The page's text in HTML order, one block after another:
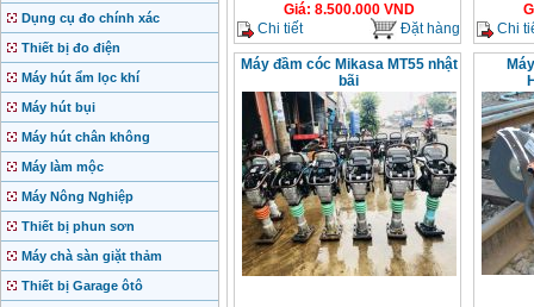
Dụng cụ đo chính xác
Thiết bị đo điện
Máy hút ẩm lọc khí
Máy hút bụi
Máy hút chân không
Máy làm mộc
Máy Nông Nghiệp
Thiết bị phun sơn
Máy chà sàn giặt thảm
Thiết bị Garage ôtô
Giá: 8.500.000VND
Chi tiết
Đặt hàng
Chi
Máy đầm cóc Mikasa MT55 nhật
bãi